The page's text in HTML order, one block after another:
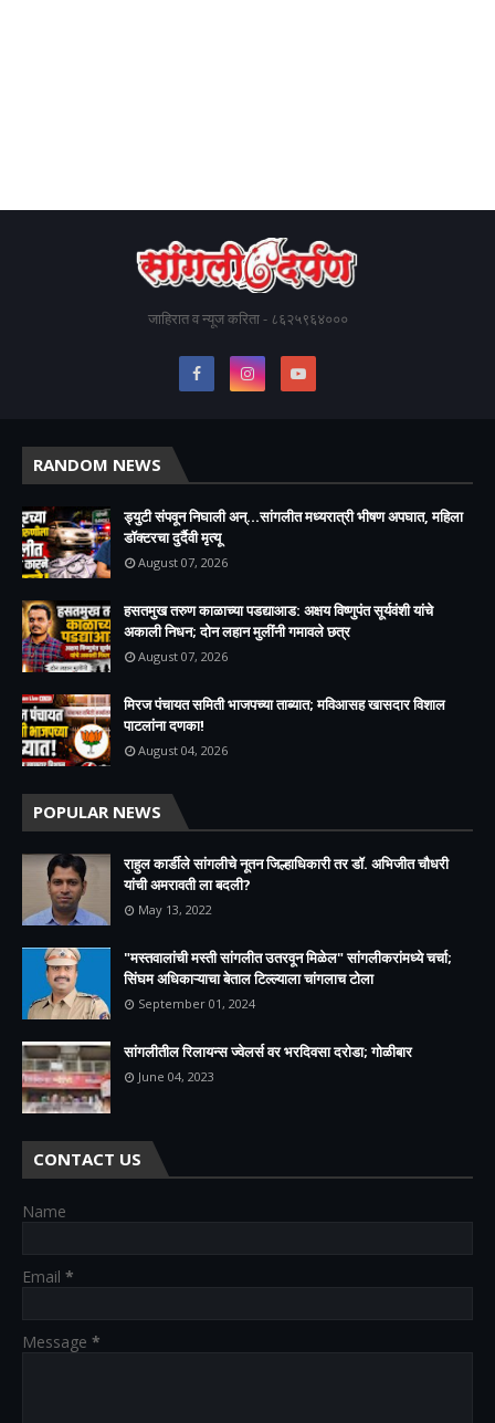
जाहिरात व न्यूज करिता - ८६२५९६४०००
RANDOM NEWS
ड्युटी संपवून निघाली अन्...सांगलीत मध्यरात्री भीषण अपघात, महिला
डॉक्टरचा दुर्दैवी मृत्यू
August 07, 2026
हसतमुख तरुण काळाच्या पडद्याआड: अक्षय विष्णुपंत सूर्यवंशी यांचे
अकाली निधन; दोन लहान मुलींनी गमावले छत्र
August 07, 2026
मिरज पंचायत समिती भाजपच्या ताब्यात; मविआसह खासदार विशाल
पाटलांना दणका!
August 04, 2026
POPULAR NEWS
राहुल कार्डीले सांगलीचे नूतन जिल्हाधिकारी तर डॉ. अभिजीत चौधरी
यांची अमरावती ला बदली?
May 13, 2022
"मस्तवालांची मस्ती सांगलीत उतरवून मिळेल" सांगलीकरांमध्ये चर्चा;
सिंघम अधिकाऱ्याचा बेताल टिल्ल्याला चांगलाच टोला
September 01, 2024
सांगलीतील रिलायन्स ज्वेलर्स वर भरदिवसा दरोडा; गोळीबार
June 04, 2023
CONTACT US
Name
Email *
Message *